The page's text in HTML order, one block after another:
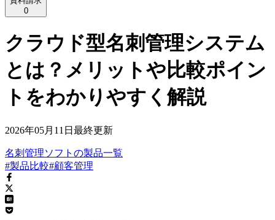
0
クラウド型名刺管理システム
とは？メリットや比較ポイン
トをわかりやすく解説
2026年05月11日 最終更新
名刺管理ソフト の製品一覧
#製品比較#顧客管理